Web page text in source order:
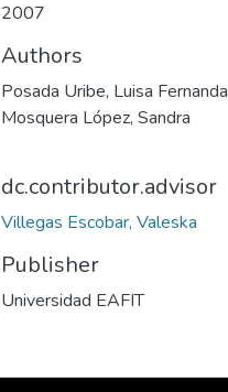
2007
Authors
Posada Uribe, Luisa Fernanda
Mosquera López, Sandra
dc.contributor.advisor
Villegas Escobar, Valeska
Publisher
Universidad EAFIT